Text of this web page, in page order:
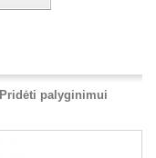
Pridėti palyginimui